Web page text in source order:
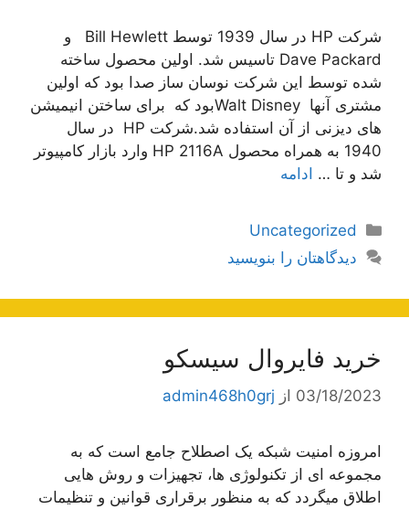
شرکت HP در سال 1939 توسط Bill Hewlett و
Dave Packard تاسیس شد. اولین محصول ساخته
شده توسط این شرکت نوسان ساز صدا بود که اولین
مشتری آنها Walt Disneyبود که برای ساختن انیمیشن
های دیزنی از آن استفاده شد.شرکت HP در سال
1940 به همراه محصول HP 2116A وارد بازار کامپیوتر
شد و تا … ادامه
دسته‌ها
Uncategorized
دیدگاهتان را بنویسید
خرید فایروال سیسکو
03/18/2023 از admin468h0grj
امروزه امنیت شبکه یک اصطلاح جامع است که به
مجموعه ای از تکنولوژی ها، تجهیزات و روش هایی
اطلاق میگردد که به منظور برقراری قوانین و تنظیمات